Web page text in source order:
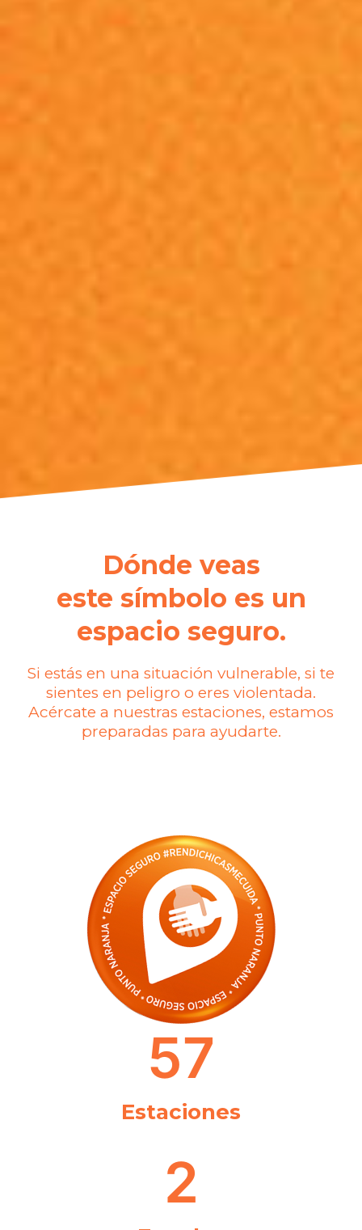
Dónde veas
este símbolo es un
espacio seguro.
Si estás en una situación vulnerable, si te
sientes en peligro o eres violentada.
Acércate a nuestras estaciones, estamos
preparadas para ayudarte.
Estaciones
57
2